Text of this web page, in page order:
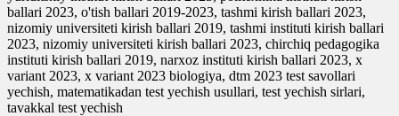
ballari 2023, o'tish ballari 2019-2023, tashmi kirish ballari 2023,
nizomiy universiteti kirish ballari 2019, tashmi instituti kirish ballari
2023, nizomiy universiteti kirish ballari 2023, chirchiq pedagogika
instituti kirish ballari 2019, narxoz instituti kirish ballari 2023, x
variant 2023, x variant 2023 biologiya, dtm 2023 test savollari
yechish, matematikadan test yechish usullari, test yechish sirlari,
tavakkal test yechish